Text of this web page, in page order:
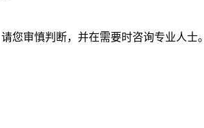
您审慎判断，并在需要时咨询专业人士。